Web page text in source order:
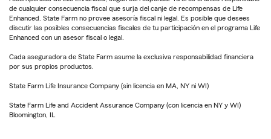
de cualquier consecuencia fiscal que surja del canje de recompensas de Life
Enhanced. State Farm no provee asesoría fiscal ni legal. Es posible que desees
discutir las posibles consecuencias fiscales de tu participación en el programa Life
Enhanced con un asesor fiscal o legal.
Cada aseguradora de State Farm asume la exclusiva responsabilidad financiera
por sus propios productos.
State Farm Life Insurance Company (sin licencia en MA, NY ni WI)
State Farm Life and Accident Assurance Company (con licencia en NY y WI)
Bloomington, IL